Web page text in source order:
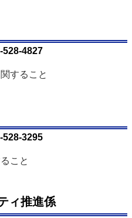
528-4827
すること
528-3295
こと
ィ推進係